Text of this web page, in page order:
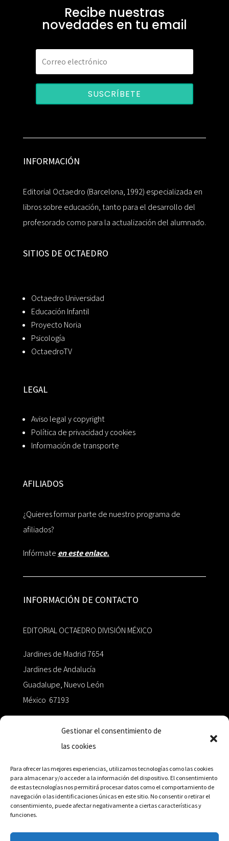
Gestionar el consentimiento de
las cookies
Para ofrecer las mejores experiencias, utilizamos tecnologías como las cookies
para almacenar y/o acceder a la información del dispositivo. El consentimiento
de estas tecnologías nos permitirá procesar datos como el comportamiento de
navegación o las identificaciones únicas en este sitio. No consentir o retirar el
consentimiento, puede afectar negativamente a ciertas características y
funciones.
Recibe nuestras
novedades en tu email
SUSCRÍBETE
INFORMACIÓN
Editorial Octaedro (Barcelona, 1992) especializada en
libros sobre educación, tanto para el desarrollo del
profesorado como para la actualización del alumnado.
SITIOS DE OCTAEDRO
Octaedro Universidad
Educación Infantil
Proyecto Noria
Psicología
OctaedroTV
LEGAL
Aviso legal y copyright
Política de privacidad y cookies
Información de transporte
AFILIADOS
¿Quieres formar parte de nuestro programa de
afiliados?
Infórmate en este enlace.
INFORMACIÓN DE CONTACTO
EDITORIAL OCTAEDRO DIVISIÓN MÉXICO
Jardines de Madrid 7654
Jardines de Andalucía
Guadalupe, Nuevo León
México 67193
+52 811.499.5638
RED DE DISTRIBUCIÓN
Distribuidores en México y Octaedro internacional